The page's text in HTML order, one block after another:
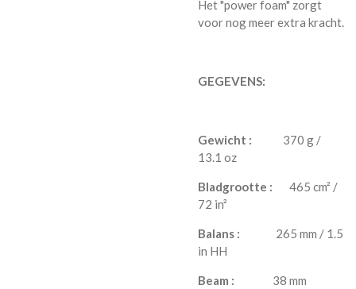
Het "power foam" zorgt
voor nog meer extra kracht.
GEGEVENS:
Gewicht :
370 g /
13.1 oz
Bladgrootte :
465 cm² /
72 in²
Balans :
265 mm / 1.5
in HH
Beam : 38 mm